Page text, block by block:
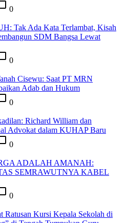
0
Tak Ada Kata Terlambat, Kisah
SDM Bangsa Lewat
0
Cisewu: Saat PT MRN
Adab dan Hukum
0
Richard William dan
Advokat dalam KUHAP Baru
0
ADALAH AMANAH:
SEMRAWUTNYA KABEL
0
Ratusan Kursi Kepala Sekolah di